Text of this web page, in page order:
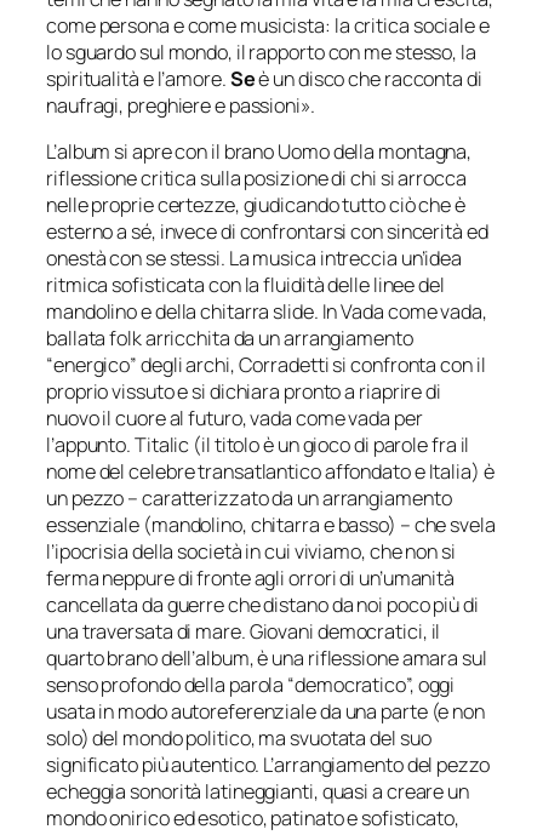
come persona e come musicista: la critica sociale e
lo sguardo sul mondo, il rapporto con me stesso, la
spiritualità e l’amore.Seè un disco che racconta di
naufragi, preghiere e passioni».
L’album si apre con il branoUomo della montagna,
riflessione critica sulla posizione di chi si arrocca
nelle proprie certezze, giudicando tutto ciò che è
esterno a sé, invece di confrontarsi con sincerità ed
onestà con se stessi. La musica intreccia un’idea
ritmica sofisticata con la fluidità delle linee del
mandolino e della chitarra slide. InVada come vada,
ballata folk arricchita da un arrangiamento
“energico” degli archi, Corradetti si confronta con il
proprio vissuto e si dichiara pronto a riaprire di
nuovo il cuore al futuro, vada come vada per
l’appunto.Titalic (il titolo è un gioco di parole fra il
nome del celebre transatlantico affondato e Italia) è
un pezzo – caratterizzato da un arrangiamento
essenziale (mandolino, chitarra e basso) – che svela
l’ipocrisia della società in cui viviamo, che non si
ferma neppure di fronte agli orrori di un’umanità
cancellata da guerre che distano da noi poco più di
una traversata di mare.Giovani democratici, il
quarto brano dell’album, è una riflessione amara sul
senso profondo della parola “democratico”, oggi
usata in modo autoreferenziale da una parte (e non
solo) del mondo politico, ma svuotata del suo
significato più autentico. L’arrangiamento del pezzo
echeggia sonorità latineggianti, quasi a creare un
mondo onirico ed esotico, patinato e sofisticato,